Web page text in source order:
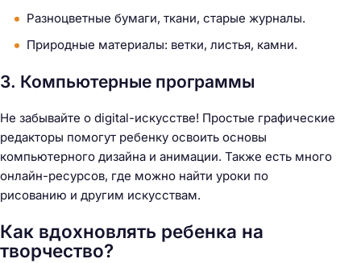
Разноцветные бумаги, ткани, старые журналы.
Природные материалы: ветки, листья, камни.
3. Компьютерные программы
Не забывайте о digital-искусстве! Простые графические
редакторы помогут ребенку освоить основы
компьютерного дизайна и анимации. Также есть много
онлайн-ресурсов, где можно найти уроки по
рисованию и другим искусствам.
Как вдохновлять ребенка на
творчество?